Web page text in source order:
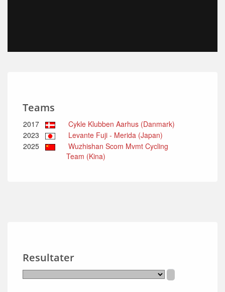
Teams
2017
Cykle Klubben Aarhus (Danmark)
2023
Levante Fuji - Merida (Japan)
2025
Wuzhishan Scom Mvmt Cycling
Team (Kina)
Resultater